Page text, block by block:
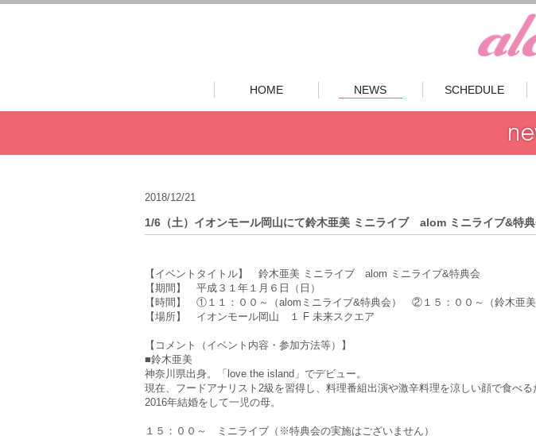
HOME NEWS SCHEDULE
2018/12/21
1/6（土）イオンモール岡山にて鈴木亜美 ミニライブ alom ミニライブ&特典
【イベントタイトル】 鈴木亜美 ミニライブ alom ミニライブ&特典会
【期間】 平成３１年１月６日（日）
【時間】 ①１１：００～（alomミニライブ&特典会） ②１５：００～（鈴木亜美
【場所】 イオンモール岡山 １ F 未来スクエア
【コメント（イベント内容・参加方法等）】
■鈴木亜美
神奈川県出身。「love the island」でデビュー。
現在、フードアナリスト2級を習得し、料理番組出演や激辛料理を涼しい顔で食べ
2016年結婚をして一児の母。
１５：００～ ミニライブ（※特典会の実施はございません）